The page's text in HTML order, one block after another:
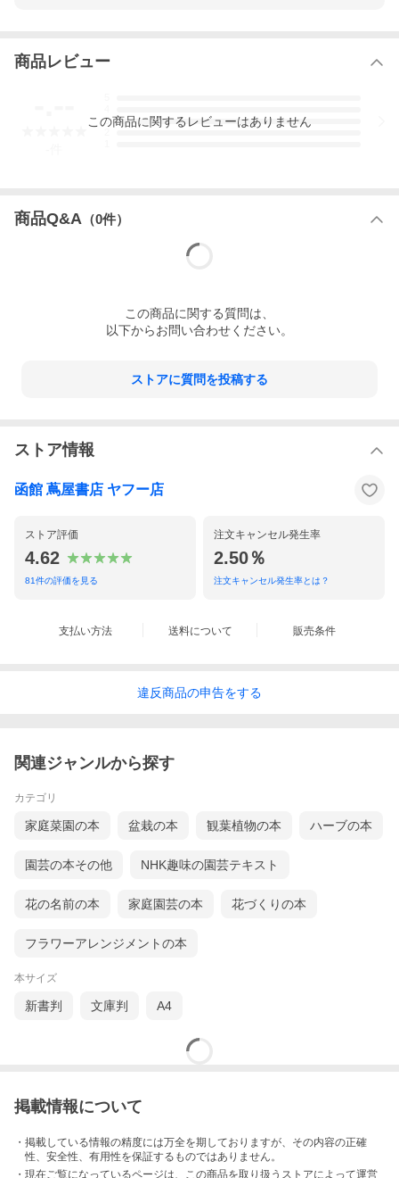
商品レビュー
3
この商品に関するレビューはありません
商品Q&A （0件）
この商品に関する質問は、
以下からお問い合わせください。
ストアに質問を投稿する
ストア情報
函館 蔦屋書店 ヤフー店
ストア評価
4.62
81件の評価を見る
注文キャンセル発生率
2.50％
注文キャンセル発生率とは？
支払い方法 送料について 販売条件
違反商品の申告をする
関連ジャンルから探す
カテゴリ
家庭菜園の本 盆栽の本 観葉植物の本 ハーブの本
園芸の本その他 NHK趣味の園芸テキスト
花の名前の本 家庭園芸の本 花づくりの本
フラワーアレンジメントの本
本サイズ
新書判 文庫判 A4
掲載情報について
・掲載している情報の精度には万全を期しておりますが、その内容の正確
性、安全性、有用性を保証するものではありません。
・現在ご覧になっているページは、この商品を取り扱うストアによって運営